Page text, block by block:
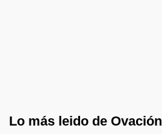
Lo más leido de Ovación